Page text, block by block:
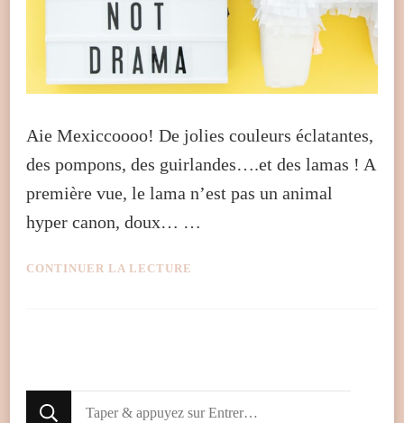
Aie Mexiccoooo! De jolies couleurs éclatantes,
des pompons, des guirlandes….et des lamas ! A
première vue, le lama n’est pas un animal
hyper canon, doux… …
CONTINUER LA LECTURE
Looking